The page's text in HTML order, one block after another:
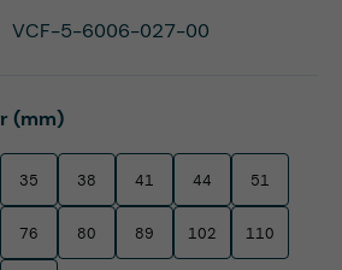
(mm)auswählen
35 38 41 44 51
76 80 89 102 110
VCF-5-6006-027-00